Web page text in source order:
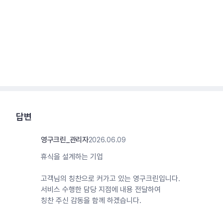
답변
영구크린_관리자2026.06.09
휴식을 설계하는 기업
고객님의 칭찬으로 커가고 있는 영구크린입니다.
서비스 수행한 담당 지점에 내용 전달하여
칭찬 주신 감동을 함께 하겠습니다.